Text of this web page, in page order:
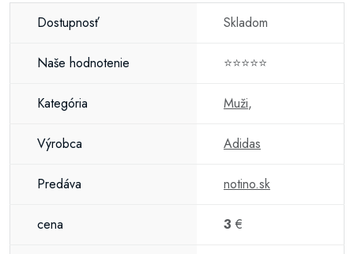
Dostupnosť Skladom
Naše hodnotenie ⭐⭐⭐⭐⭐
Kategória Muži,
Výrobca Adidas
Predáva notino.sk
cena 3 €